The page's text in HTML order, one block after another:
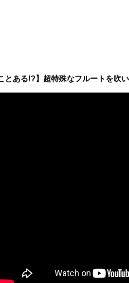
とある!?】超特殊なフルートを吹